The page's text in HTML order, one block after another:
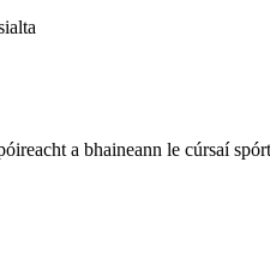
a bhaineann le cúrsaí